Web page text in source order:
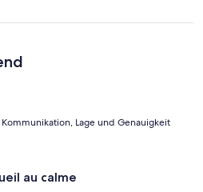
Lage und Genauigkeit
au calme